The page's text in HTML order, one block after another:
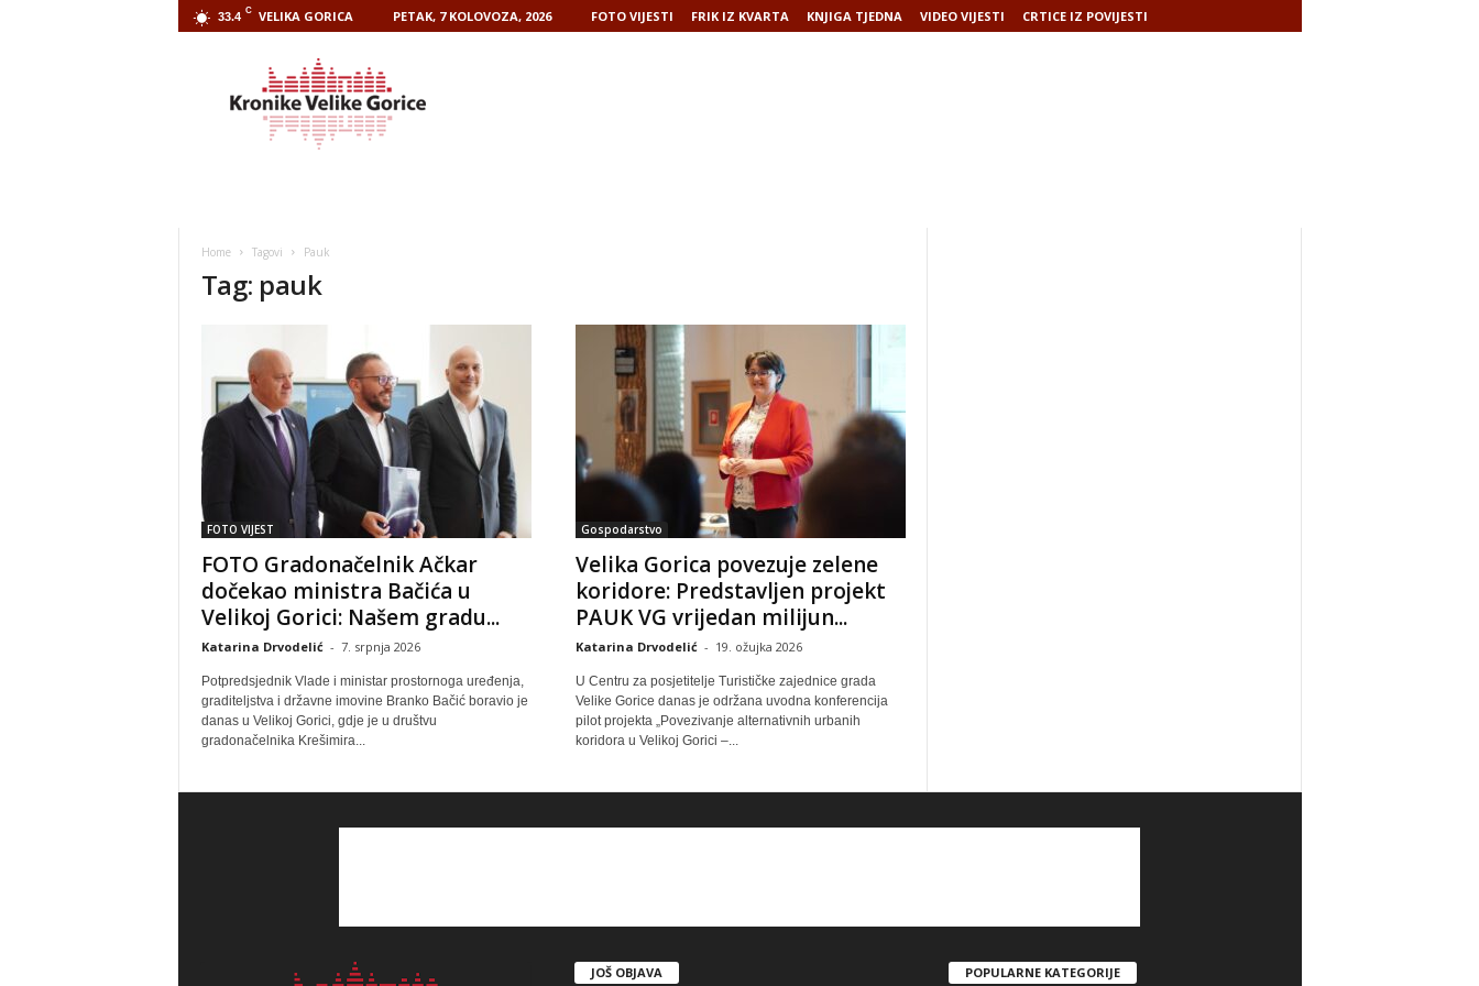
33.4 C VELIKA GORICA PETAK, 7 KOLOVOZA, 2026 FOTO VIJESTI FRIK IZ KVARTA KNJIGA TJEDNA VIDEO VIJESTI CRTICE IZ POVIJESTI
Home Tagovi Pauk
Tag: pauk
FOTO VIJEST
FOTO Gradonačelnik Ačkar
dočekao ministra Bačića u
Velikoj Gorici: Našem gradu...
Katarina Drvodelić - 7. srpnja 2026
Potpredsjednik Vlade i ministar prostornoga uređenja,
graditeljstva i državne imovine Branko Bačić boravio je
danas u Velikoj Gorici, gdje je u društvu
gradonačelnika Krešimira...
Gospodarstvo
Velika Gorica povezuje zelene
koridore: Predstavljen projekt
PAUK VG vrijedan milijun...
Katarina Drvodelić - 19. ožujka 2026
U Centru za posjetitelje Turističke zajednice grada
Velike Gorice danas je održana uvodna konferencija
pilot projekta „Povezivanje alternativnih urbanih
koridora u Velikoj Gorici –...
JOŠ OBJAVA POPULARNE KATEGORIJE